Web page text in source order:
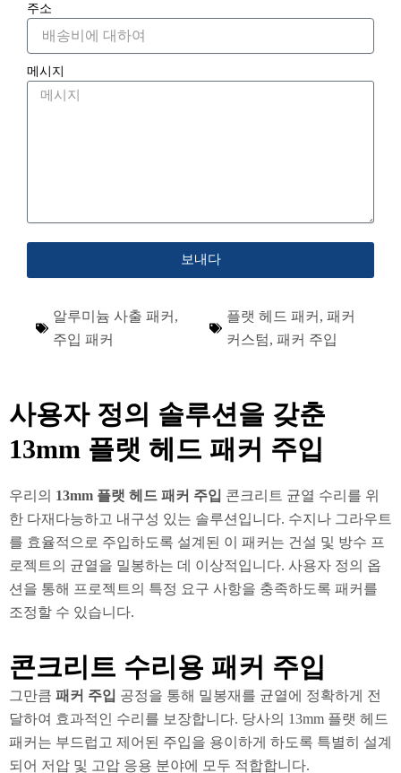
주소
메시지
보내다
알루미늄 사출 패커 ,
주입 패커
플랫 헤드 패커 , 패커
커스텀, 패커 주입
사용자 정의 솔루션을 갖춘
13mm 플랫 헤드 패커 주입
우리의 13mm 플랫 헤드 패커 주입 콘크리트 균열 수리를 위
한 다재다능하고 내구성 있는 솔루션입니다. 수지나 그라우트
를 효율적으로 주입하도록 설계된 이 패커는 건설 및 방수 프
로젝트의 균열을 밀봉하는 데 이상적입니다. 사용자 정의 옵
션을 통해 프로젝트의 특정 요구 사항을 충족하도록 패커를
조정할 수 있습니다.
콘크리트 수리용 패커 주입
그만큼 패커 주입 공정을 통해 밀봉재를 균열에 정확하게 전
달하여 효과적인 수리를 보장합니다. 당사의 13mm 플랫 헤드
패커는 부드럽고 제어된 주입을 용이하게 하도록 특별히 설계
되어 저압 및 고압 응용 분야에 모두 적합합니다.